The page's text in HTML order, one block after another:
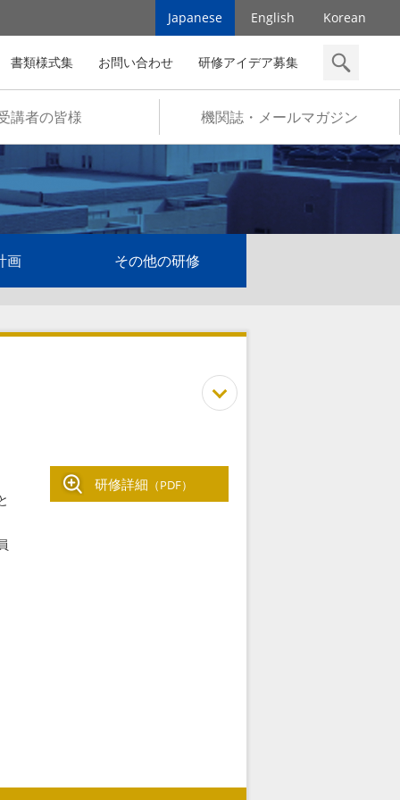
Japanese English Korean
講者の皆様 機関誌・メールマガジン
書類様式集 お問い合わせ 研修アイデア募集
画 その他の研修
研修詳細 （PDF）